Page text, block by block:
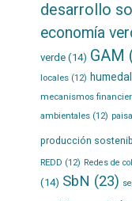
desarrollo
economía
verde(14) GAM
locales(12)
mecanismos
ambientales(12)
producción
REDD (12) Redes de
(14) SbN (23)